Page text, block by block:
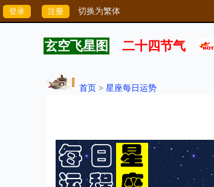
切换为繁体
玄空飞星图 二十四节气
首页 > 星座每日运势